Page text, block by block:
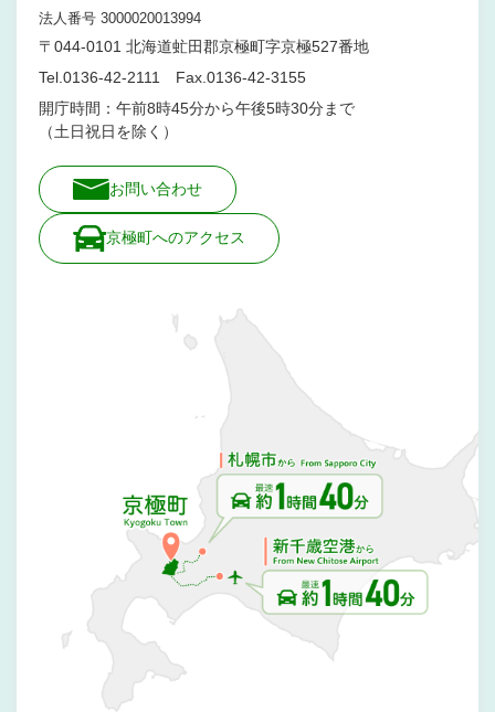
法人番号 3000020013994
〒044-0101 北海道虻田郡京極町字京極527番地
Tel.0136-42-2111 Fax.0136-42-3155
開庁時間：午前8時45分から午後5時30分まで
（土日祝日を除く）
お問い合わせ
京極町へのアクセス